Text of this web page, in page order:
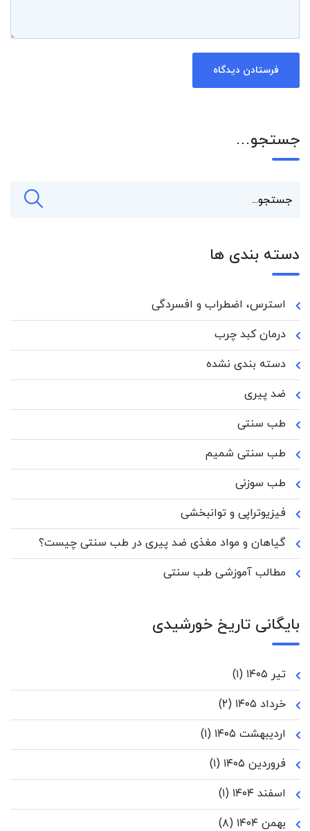
جستجو…
دسته بندی ها
استرس، اضطراب و افسردگی
درمان کبد چرب
دسته بندی نشده
ضد پیری
طب سنتی
طب سنتی شمیم
طب سوزنی
فیزیوتراپی و توانبخشی
گیاهان و مواد مغذی ضد پیری در طب سنتی چیست؟
مطالب آموزشی طب سنتی
بایگانی تاریخ خورشیدی
تیر ۱۴۰۵
(۱)
خرداد ۱۴۰۵
(۲)
اردیبهشت ۱۴۰۵
(۱)
فروردین ۱۴۰۵
(۱)
اسفند ۱۴۰۴
(۱)
بهمن ۱۴۰۴
(۸)